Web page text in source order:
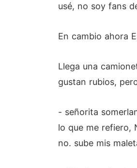
usé, no soy fans
En cambio ahora
Llega una
gustan rubios,
- señorita
lo que me refiero,
no. sube mis